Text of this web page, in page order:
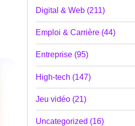
Digital & Web (211)
Emploi & Carrière (44)
Entreprise (95)
High-tech (147)
Jeu vidéo (21)
Uncategorized (16)